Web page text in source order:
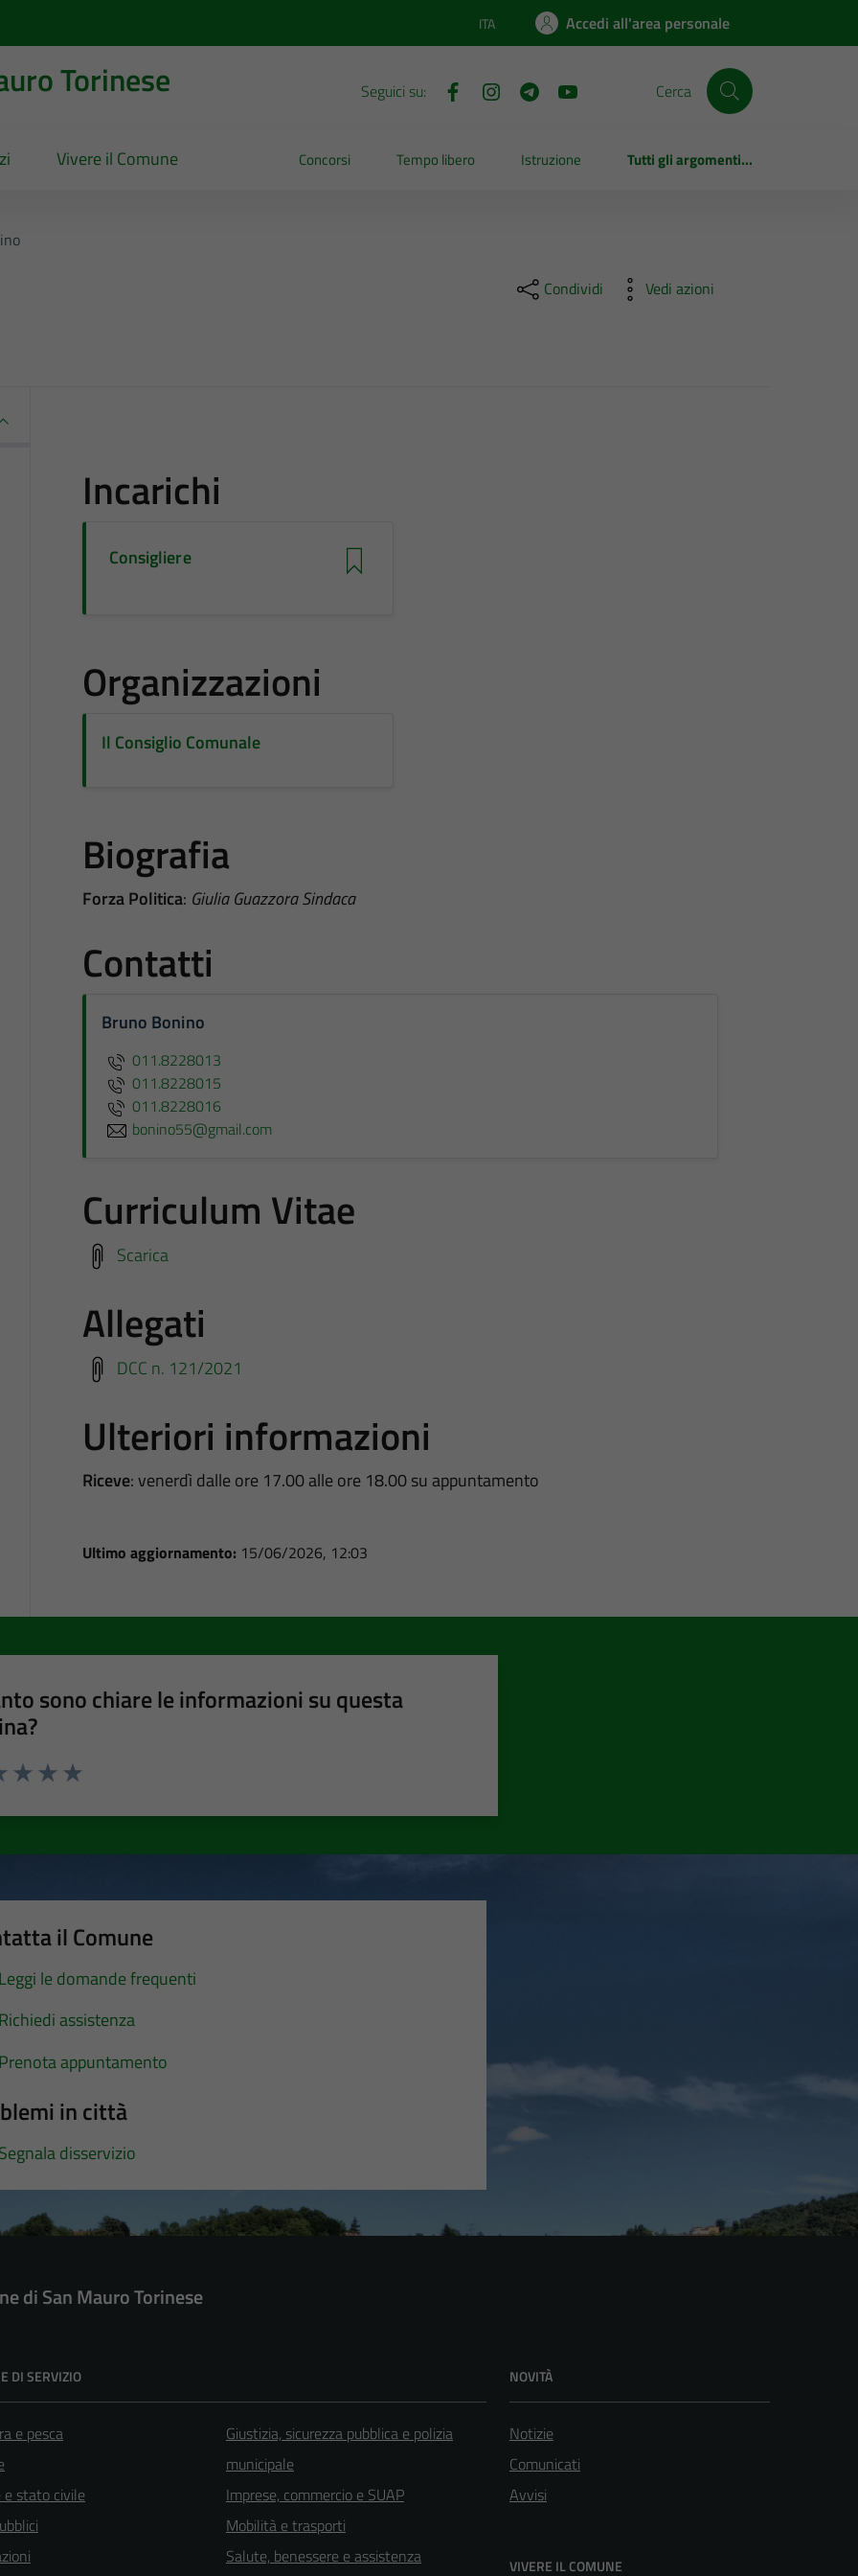
Lingua attiva:
ITA Accedi all'area personale
Torinese Seguici su: Cerca
Vivere il Comune Concorsi Tempo libero Istruzione Tutti gli argomenti...
Condividi Vedi azioni
Incarichi
Consigliere
Organizzazioni
Il Consiglio Comunale
Biografia
Forza Politica: Giulia Guazzora Sindaca
Contatti
Bruno Bonino
011.8228013
011.8228015
011.8228016
bonino55@gmail.com
Curriculum Vitae
Scarica
Allegati
DCC n. 121/2021
Ulteriori informazioni
Riceve: venerdì dalle ore 17.00 alle ore 18.00 su appuntamento
Ultimo aggiornamento: 15/06/2026, 12:03
sono chiare le informazioni su questa
il Comune
le domande frequenti
assistenza
appuntamento
in città
disservizio
di San Mauro Torinese
DI SERVIZIO
e pesca
e stato civile
Giustizia, sicurezza pubblica e polizia
municipale
Imprese, commercio e SUAP
Mobilità e trasporti
Salute, benessere e assistenza
NOVITÀ
Notizie
Comunicati
Avvisi
VIVERE IL COMUNE